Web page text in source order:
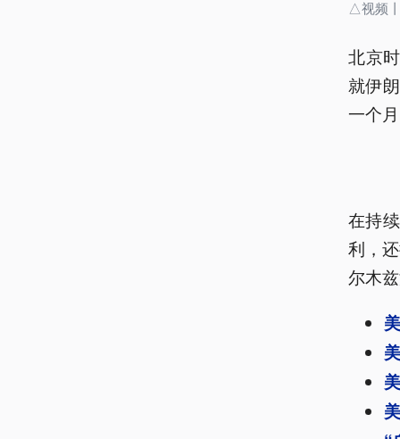
△视频
北京
就伊
一个
在持
利，
尔木